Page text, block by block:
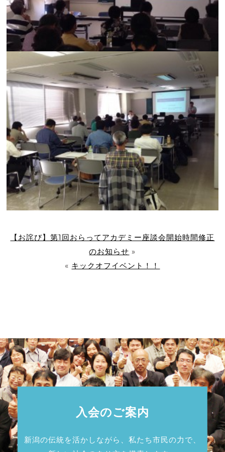
【お詫び】第1回おらってアカデミー座談会開始時間修正
のお知らせ »
« キックオフイベント！！
入会のご案内
新潟の伝統を活かしながら、私たち市民の力で、